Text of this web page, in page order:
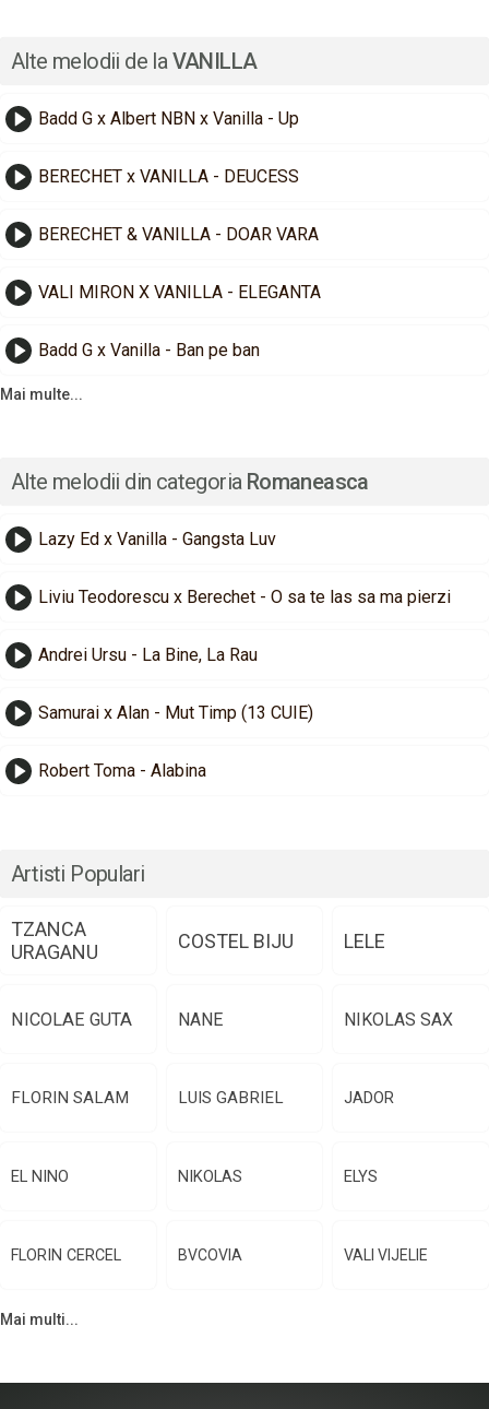
Alte melodii de laVANILLA
Badd G x Albert NBN x Vanilla - Up
BERECHET x VANILLA - DEUCESS
BERECHET & VANILLA - DOAR VARA
VALI MIRON X VANILLA - ELEGANTA
Badd G x Vanilla - Ban pe ban
Mai multe...
Alte melodii din categoria Romaneasca
Lazy Ed x Vanilla - Gangsta Luv
Liviu Teodorescu x Berechet - O sa te las sa ma pierzi
Andrei Ursu - La Bine, La Rau
Samurai x Alan - Mut Timp (13 CUIE)
Robert Toma - Alabina
Artisti Populari
TZANCA
URAGANU
COSTEL BIJU LELE
NICOLAE GUTA NANE NIKOLAS SAX
FLORIN SALAM LUIS GABRIEL JADOR
EL NINO NIKOLAS ELYS
FLORIN CERCEL BVCOVIA VALI VIJELIE
Mai multi...